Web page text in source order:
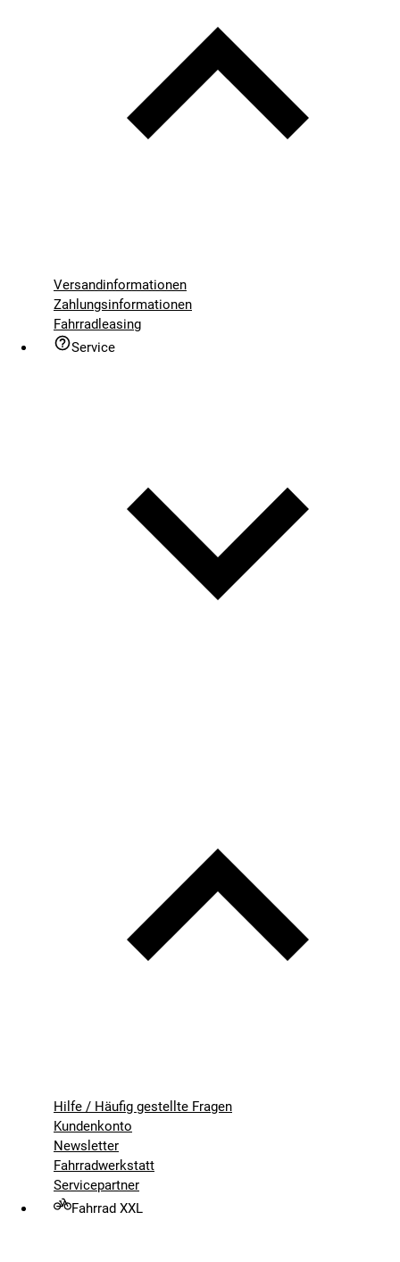
Versandinformationen
Zahlungsinformationen
Fahrradleasing
Service
Hilfe / Häufig gestellte Fragen
Kundenkonto
Newsletter
Fahrradwerkstatt
Servicepartner
Fahrrad XXL